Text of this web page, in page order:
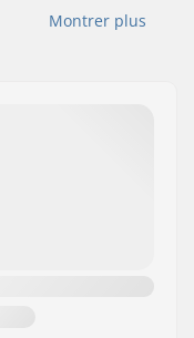
Montrer plus